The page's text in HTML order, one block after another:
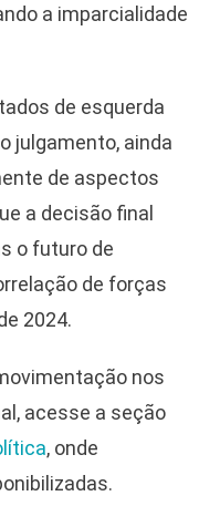
a imparcialidade
de esquerda
julgamento, ainda
de aspectos
a decisão final
o futuro de
de forças
2024.
nos
acesse a seção
, onde